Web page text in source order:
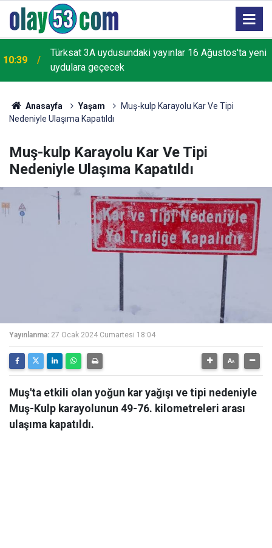
10:39
Türksat 3A uydusundaki yayınlar 16 Ağustos'ta yeni
uydulara geçecek
Anasayfa Yaşam
Muş-kulp Karayolu Kar Ve Tipi
Nedeniyle Ulaşıma Kapatıldı
Muş-kulp Karayolu Kar Ve Tipi
Nedeniyle Ulaşıma Kapatıldı
Yayınlanma: 27 Ocak 2024 Cumartesi 18:04
Muş'ta etkili olan yoğun kar yağışı ve tipi nedeniyle
Muş-Kulp karayolunun 49-76. kilometreleri arası
ulaşıma kapatıldı.